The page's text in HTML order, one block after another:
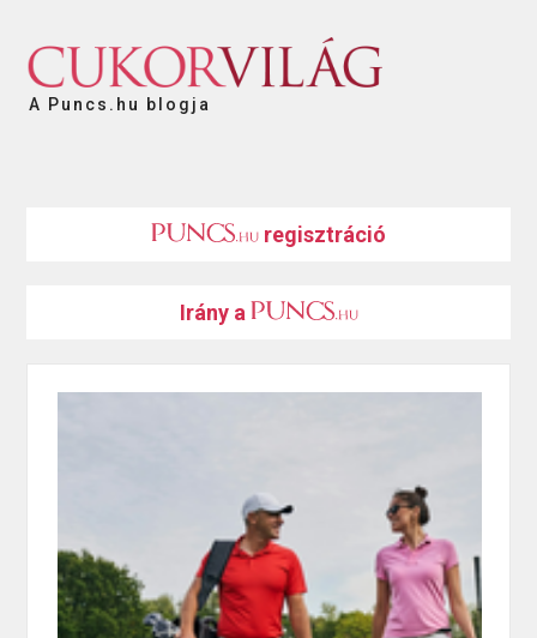
A Puncs.hu blogja
regisztráció
Irány a